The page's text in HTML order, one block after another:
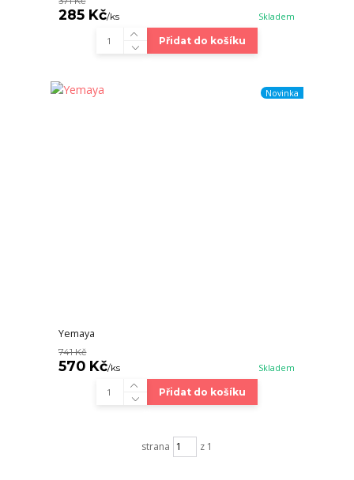
285 Kč/ks Skladem
Přidat do košíku
Novinka
Yemaya
741 Kč
570 Kč/ks Skladem
Přidat do košíku
strana z 1